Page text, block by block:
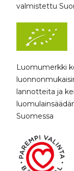
valmistettu
Luomumerkki
lannotteita ja
Suomessa